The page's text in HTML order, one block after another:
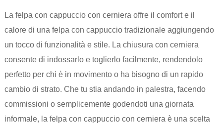
La felpa con cappuccio con cerniera offre il comfort e il
calore di una felpa con cappuccio tradizionale aggiungendo
un tocco di funzionalità e stile. La chiusura con cerniera
consente di indossarlo e toglierlo facilmente, rendendolo
perfetto per chi è in movimento o ha bisogno di un rapido
cambio di strato. Che tu stia andando in palestra, facendo
commissioni o semplicemente godendoti una giornata
informale, la felpa con cappuccio con cerniera è una scelta